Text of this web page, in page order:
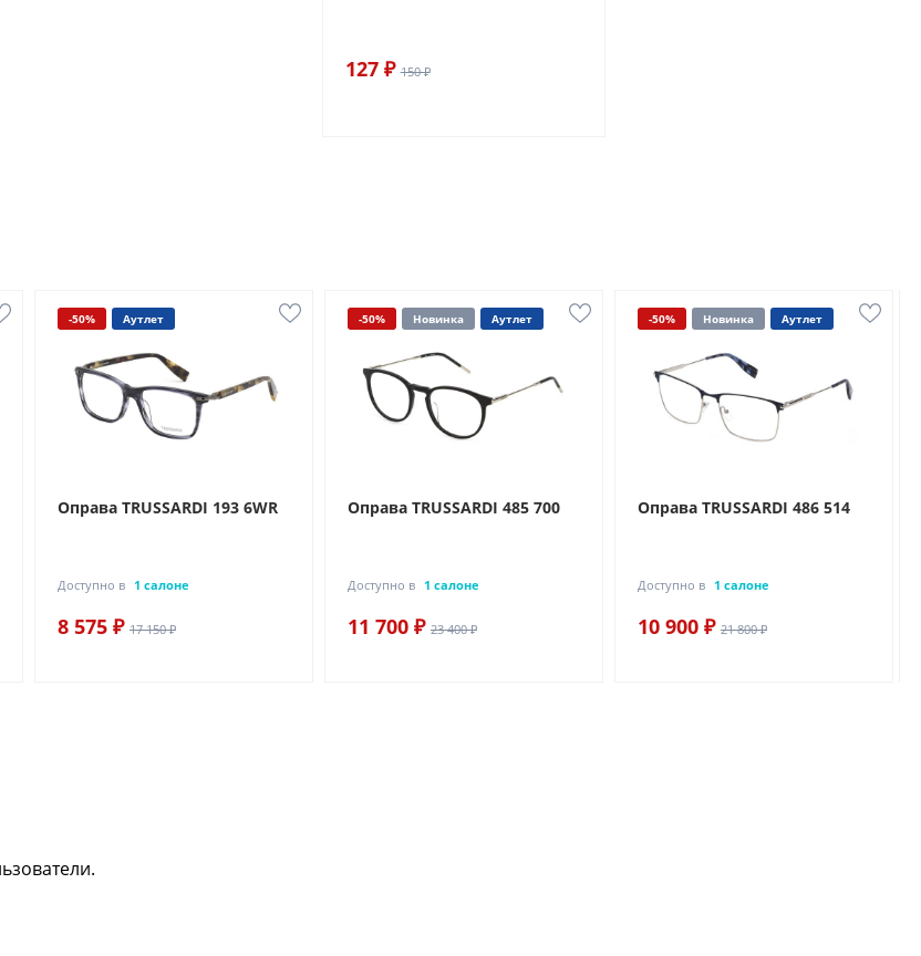
127 ₽ 150 ₽
-50% Аутлет
Оправа TRUSSARDI 193 6WR
Доступно в 1 салоне
8 575 ₽ 17 150 ₽
-50% Новинка Аутлет
Оправа TRUSSARDI 485 700
Доступно в 1 салоне
11 700 ₽ 23 400 ₽
-50% Новинка Аутлет
Оправа TRUSSARDI 486 514
Доступно в 1 салоне
10 900 ₽ 21 800 ₽